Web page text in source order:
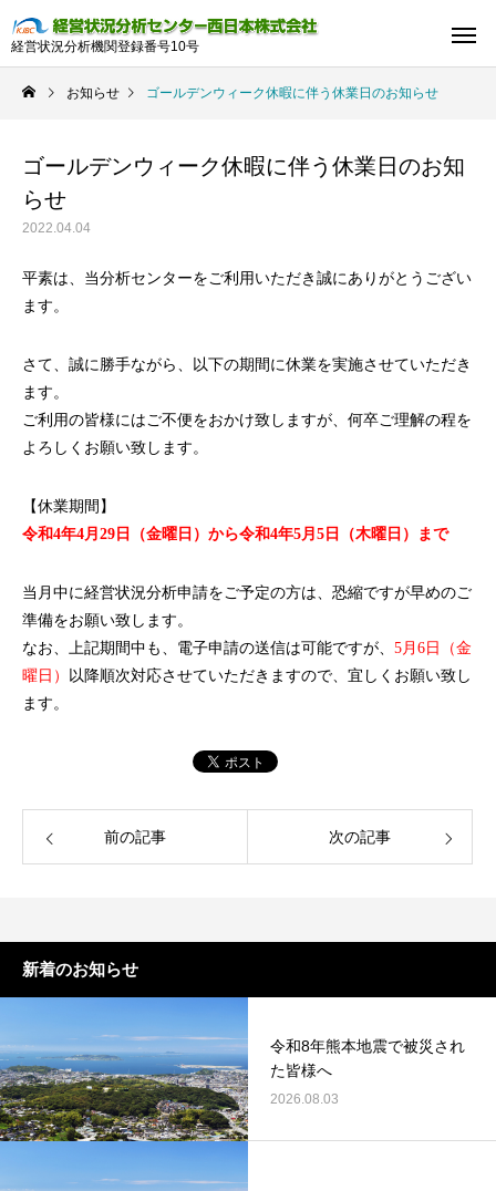
経営状況分析機関登録番号10号
お知らせ ゴールデンウィーク休暇に伴う休業日のお知らせ
ゴールデンウィーク休暇に伴う休業日のお知
らせ
2022.04.04
平素は、当分析センターをご利用いただき誠にありがとうござい
ます。
さて、誠に勝手ながら、以下の期間に休業を実施させていただき
ます。
ご利用の皆様にはご不便をおかけ致しますが、何卒ご理解の程を
よろしくお願い致します。
【休業期間】
令和4年4月29日（金曜日）から令和4年5月5日（木曜日）まで
当月中に経営状況分析申請をご予定の方は、恐縮ですが早めのご
準備をお願い致します。
なお、上記期間中も、電子申請の送信は可能ですが、 5月6日（金
曜日） 以降順次対応させていただきますので、宜しくお願い致し
ます。
前の記事 次の記事
新着のお知らせ
令和8年熊本地震で被災され
た皆様へ
2026.08.03